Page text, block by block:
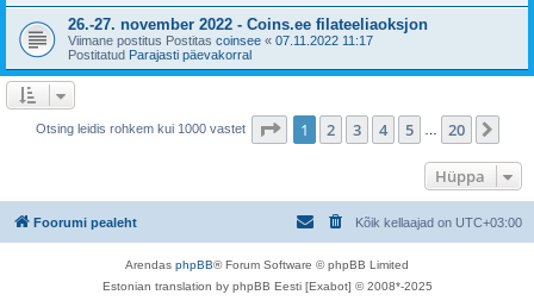
26.-27. november 2022 - Coins.ee filateeliaoksjon
Viimane postitus Postitas coinsee « 07.11.2022 11:17
Postitatud Parajasti päevakorral
Otsing leidis rohkem kui 1000 vastet 1 . leht20 -st
1 2 3 4 5 20
Hüppa
Foorumi pealeht Kõik kellaajad on UTC+03:00
Arendas phpBB® Forum Software © phpBB Limited
Estonian translation by phpBB Eesti [Exabot] © 2008*-2025